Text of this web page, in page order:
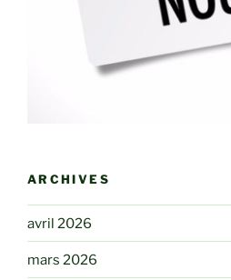
ARCHIVES
avril 2026
mars 2026